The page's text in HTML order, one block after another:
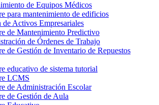
de Equipos Médicos
para mantenimiento de edificios
de Activos Empresariales
de Mantenimiento Predictivo
de Órdenes de Trabajo
de Gestión de Inventario de Repuestos
educativo de sistema tutorial
LCMS
de Administración Escolar
de Gestión de Aula